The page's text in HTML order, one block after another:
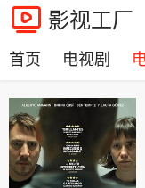
影视工厂
首页 电视剧